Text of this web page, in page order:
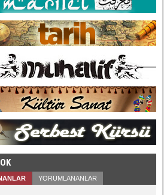
YORUMLANANLAR